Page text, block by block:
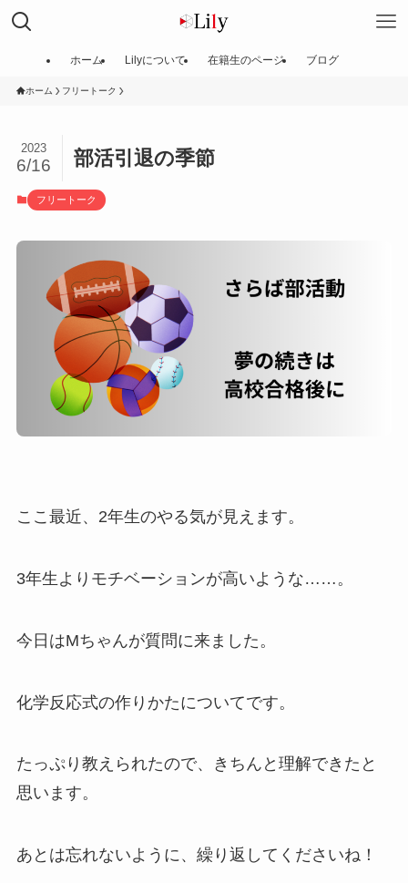
ホーム Lilyについて 在籍生のページ ブログ
ホーム フリートーク
部活引退の季節
2023
6/16
フリートーク
ここ最近、2年生のやる気が見えます。
3年生よりモチベーションが高いような……。
今日はMちゃんが質問に来ました。
化学反応式の作りかたについてです。
たっぷり教えられたので、きちんと理解できたと
思います。
あとは忘れないように、繰り返してくださいね！